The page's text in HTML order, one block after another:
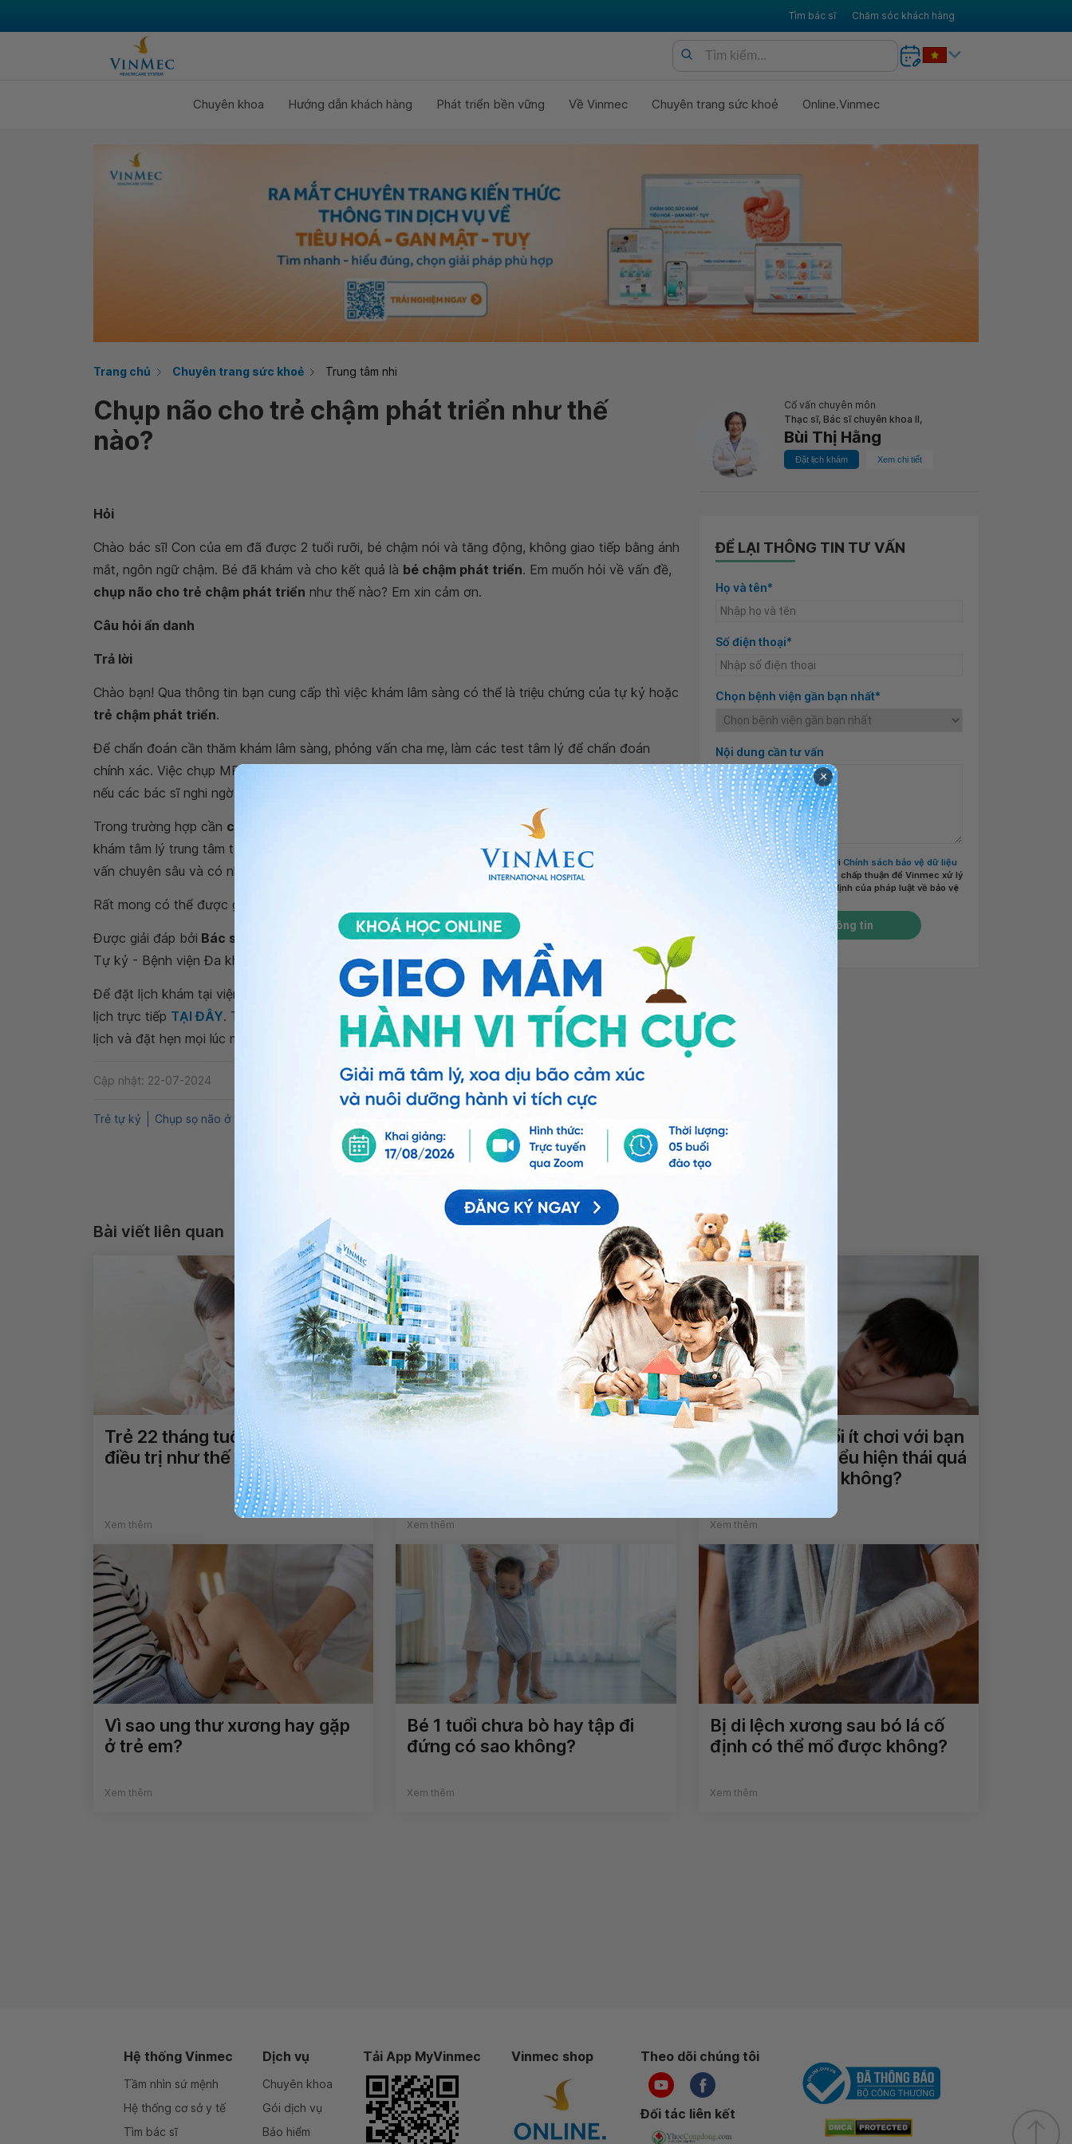
Tìm bác sĩ Chăm sóc khách hàng
Chuyên khoa Hướng dẫn khách hàng Phát triển bền vững Về Vinmec Chuyên trang sức khoẻ Online.Vinmec
Trang chủ Chuyên trang sức khoẻ Trung tâm nhi
Chụp não cho trẻ chậm phát triển như thế
nào?
Cố vấn chuyên môn
Thạc sĩ, Bác sĩ chuyên khoa II,
Bùi Thị Hằng
Đặt lịch khám Xem chi tiết
Hỏi
Chào bác sĩ! Con của em đã được 2 tuổi rưỡi, bé chậm nói và tăng động, không giao tiếp bằng ánh
mắt, ngôn ngữ chậm. Bé đã khám và cho kết quả là bé chậm phát triển. Em muốn hỏi về vấn đề,
chụp não cho trẻ chậm phát triển như thế nào? Em xin cảm ơn.
Câu hỏi ẩn danh
Trả lời
Chào bạn! Qua thông tin bạn cung cấp thì việc khám lâm sàng có thể là triệu chứng của tự kỷ hoặc
trẻ chậm phát triển.
Để chẩn đoán cần thăm khám lâm sàng, phỏng vấn cha mẹ, làm các test tâm lý để chẩn đoán
chính xác. Việc chụp MRI sọ não có thể không cần thiết để chẩn đoán. Tuy nhiên, khi thăm khác
nếu các bác sĩ nghi ngờ có tổn thương não bộ thì sẽ chỉ định
Trong trường hợp cần chụp não cho trẻ chậm phát triển
, bạn có thể đặt hẹn khám tại phòng
khám tâm lý trung tâm tự kỷ bại não - Bệnh viện thuộc
Hệ thống Y tế Vinmec để được bác sĩ tư
vấn chuyên sâu và có những chỉ định phù hợp.
Rất mong có thể được gặp bé trong thời gian sớm nhất tại Vinmec. Chúc bé luôn có sức khỏe tốt.
Được giải đáp bởi Bác sĩ Bùi Thị Hằng
- Bác sĩ nhi - Đơn nguyên Kỹ thuật cao Điều trị bại não và
Tự kỷ - Bệnh viện Đa khoa Quốc tế Vinmec Times City
Để đặt lịch khám tại viện, Quý khách vui lòng bấm sốHOTLINE , đặt muaGÓI DỊCH VỤ
hoặc đặt
lịch trực tiếp TẠI ĐÂY. Tải và đặt lịch khám tự động trên ứng dụng My Vinmec để quản lý, theo dõi
lịch và đặt hẹn mọi lúc mọi nơi ngay trên ứng dụng.
Cập nhật: 22-07-2024 Chia sẻ
Trẻ tự kỷ Chụp sọ não ở trẻ
ĐỂ LẠI THÔNG TIN TƯ VẤN
Họ và tên*
Số điện thoại*
Chọn bệnh viện gần bạn nhất*
Nội dung cần tư vấn
Tôi đã đọc và đồng ý với Chính sách bảo vệ dữ liệu
cá nhân của Vinmecvà chấp thuận để Vinmec xử lý
DLCN của tôi theo quy định của pháp luật về bảo vệ
Gửi thông tin
Bài viết liên quan
Trẻ 22 tháng tuổi chậm nói
điều trị như thế nào?
Xem thêm
Đau mỏi lưng ở trẻ em có nguy
Xem thêm
Bé 39 tháng tuổi ít chơi với bạn
bè, có những biểu hiện thái quá
có phải bị tự kỷ không?
Xem thêm
Vì sao ung thư xương hay gặp
ở trẻ em?
Xem thêm
Bé 1 tuổi chưa bò hay tập đi
đứng có sao không?
Xem thêm
Bị di lệch xương sau bó lá cố
định có thể mổ được không?
Xem thêm
Hệ thống Vinmec
Tầm nhìn sứ mệnh
Hệ thống cơ sở y tế
Tìm bác sĩ
Dịch vụ
Chuyên khoa
Gói dịch vụ
Bảo hiểm
Tải App MyVinmec Vinmec shop Theo dõi chúng tôi
Đối tác liên kết
×